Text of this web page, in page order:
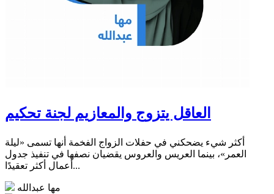
العاقل يتزوج والمعازيم لجنة تحكيم
أكثر شيء يضحكني في حفلات الزواج الفخمة أنها تسمى «ليلة
العمر»، بينما العريس والعروس يقضيان نصفها في تنفيذ جدول
أعمال أكثر تعقيدًا...
مها عبدالله